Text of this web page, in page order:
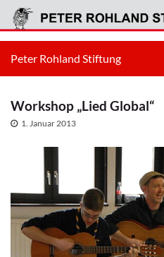
Peter Rohland Stiftung
Workshop „Lied Global“
1. Januar 2013